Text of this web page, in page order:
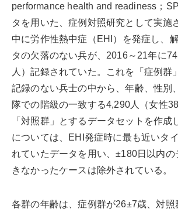
performance health and readiness；
タを用いた、症例対照研究として実施
中に労作性熱中症（EHI）を発症し、
タの欠落のない兵が、2016～21年に
人）記録されていた。これを「症例群
記録のない兵士の中から、年齢、性別
隊での階級の一致する4,290人（女性
「対照群」とするデータセットを作成
については、EHI発症時に最も近いタ
れていたデータを用い、±180日以内の
きなかったケースは除外されている。
各群の年齢は、症例群が26±7歳、対照